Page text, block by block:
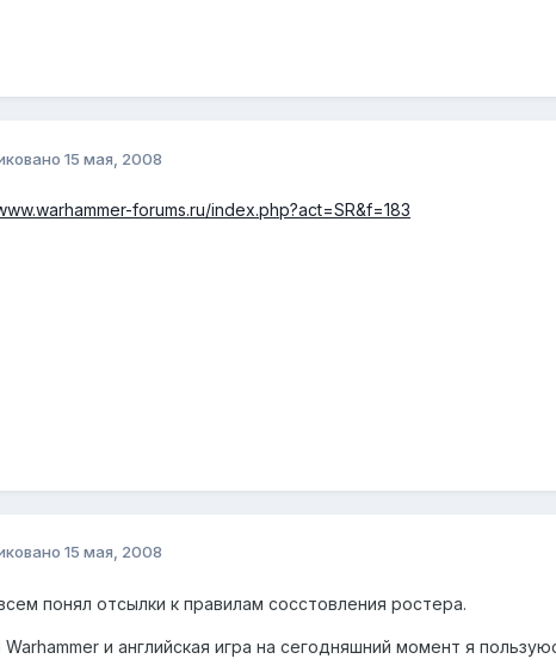
15 мая, 2008
forums.ru/index.php?act=SR&f=183
15 мая, 2008
понял отсылки к правилам сосстовления ростера.
Warhammer и английская игра на сегодняшний момент я